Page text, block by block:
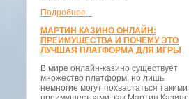
Подробнее...
МАРТИН КАЗИНО ОНЛАЙН:
ПРЕИМУЩЕСТВА И ПОЧЕМУ ЭТО
ЛУЧШАЯ ПЛАТФОРМА ДЛЯ ИГРЫ
В мире онлайн-казино существует
множество платформ, но лишь
немногие могут похвастаться такими